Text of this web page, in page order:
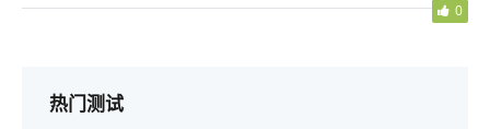
0
热门测试